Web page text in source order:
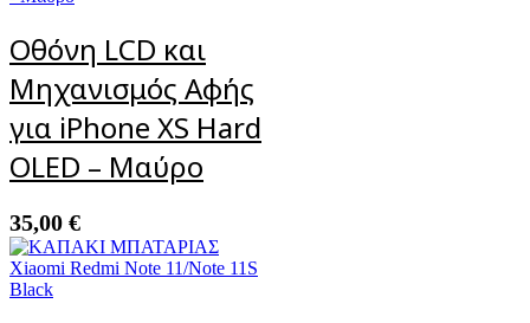
Οθόνη LCD και
Μηχανισμός Αφής
για iPhone XS Hard
OLED – Μαύρο
35,00 €